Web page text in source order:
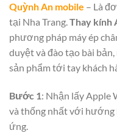
Quỳnh An mobile – Là
tại Nha Trang.Thay kính
phương pháp máy ép
duyệt và đào tạo bài
sản phẩm tới tay khách
Bước 1: Nhận lấy Apple
và thống nhất với hướng
ứng.